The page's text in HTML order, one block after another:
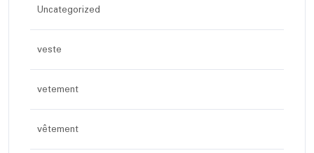
Uncategorized
veste
vetement
vêtement